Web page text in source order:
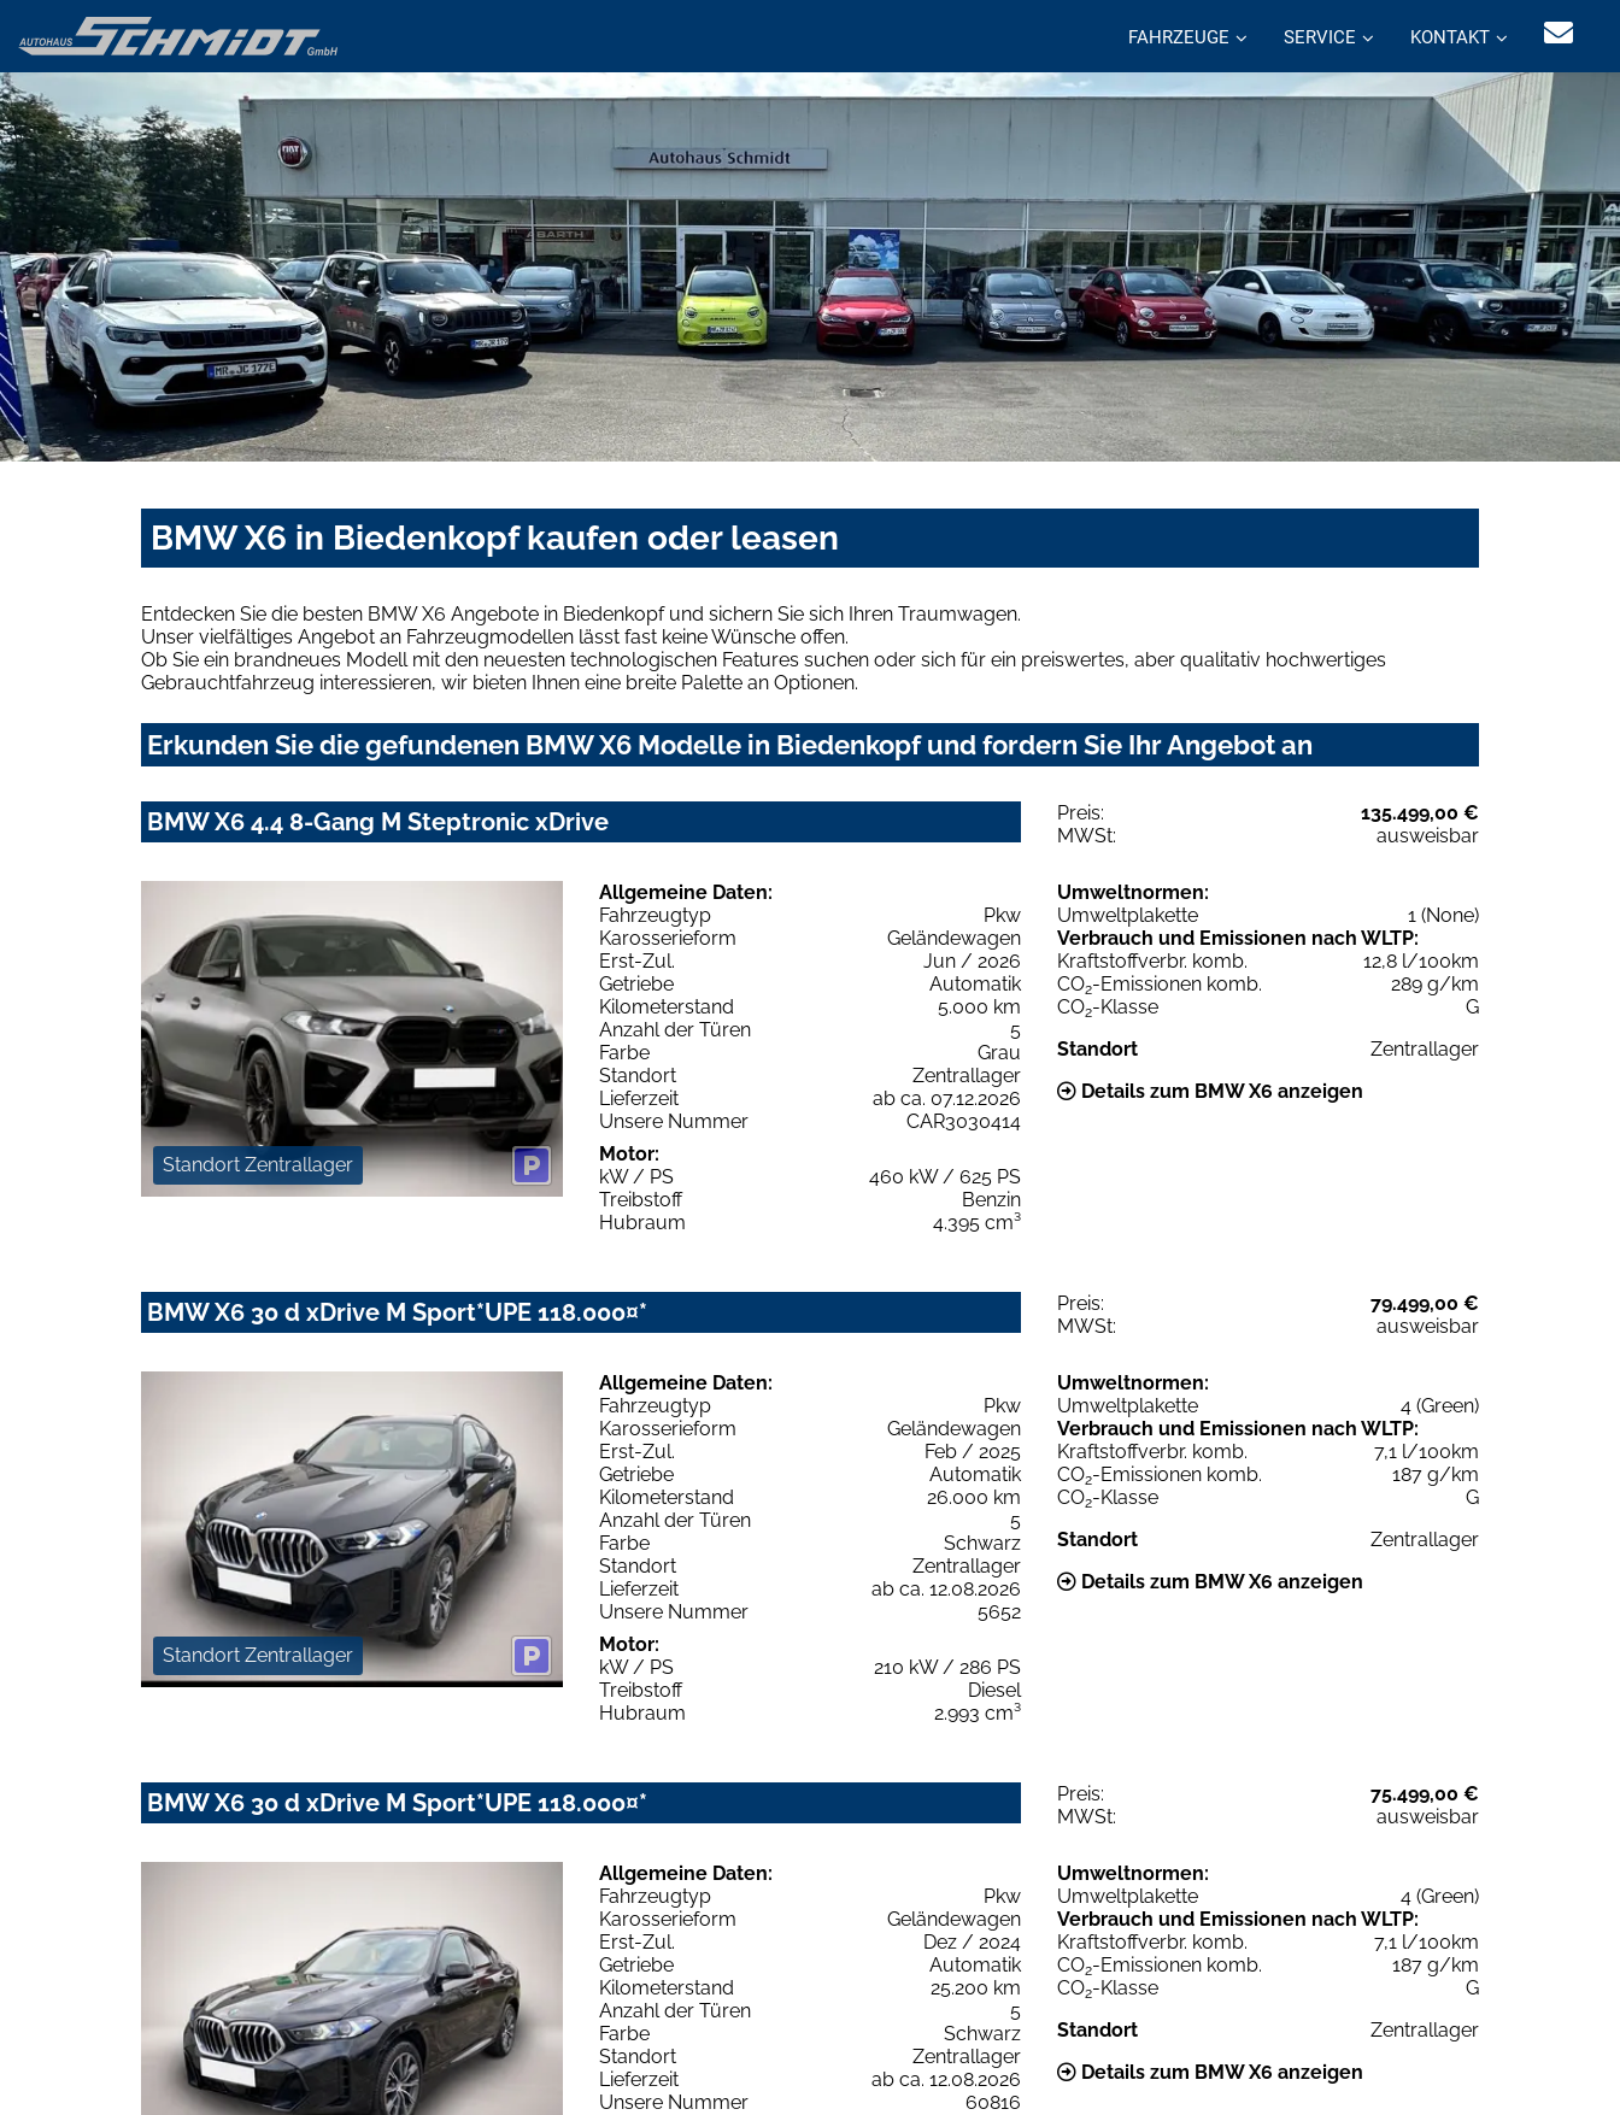
FAHRZEUGE SERVICE KONTAKT
BMW X6 in Biedenkopf kaufen oder leasen
Entdecken Sie die besten BMW X6 Angebote in Biedenkopf und sichern Sie sich Ihren Traumwagen.
Unser vielfältiges Angebot an Fahrzeugmodellen lässt fast keine Wünsche offen.
Ob Sie ein brandneues Modell mit den neuesten technologischen Features suchen oder sich für ein preiswertes, aber qualitativ hochwertiges
Gebrauchtfahrzeug interessieren, wir bieten Ihnen eine breite Palette an Optionen.
Erkunden Sie die gefundenen BMW X6 Modelle in Biedenkopf und fordern Sie Ihr Angebot an
BMW X6 4.4 8-Gang M Steptronic xDrive Preis:
135.499,00 €
MWSt:
ausweisbar
Standort Zentrallager
Allgemeine Daten:
Fahrzeugtyp
Pkw
Karosserieform
Geländewagen
Erst-Zul.
Jun / 2026
Getriebe
Automatik
Kilometerstand
5.000 km
Anzahl der Türen
5
Farbe
Grau
Standort
Zentrallager
Lieferzeit
ab ca. 07.12.2026
Unsere Nummer
CAR3030414
Motor:
kW / PS
460 kW / 625 PS
Treibstoff
Benzin
Hubraum
4.395 cm³
Umweltnormen:
Umweltplakette
1 (None)
Verbrauch und Emissionen nach WLTP:
Kraftstoffverbr. komb.
12,8 l/100km
CO2-Emissionen komb.
289 g/km
CO2-Klasse
G
Standort
Zentrallager
Details zum BMW X6 anzeigen
BMW X6 30 d xDrive M Sport*UPE 118.000¤* Preis:
79.499,00 €
MWSt:
ausweisbar
Standort Zentrallager
Allgemeine Daten:
Fahrzeugtyp
Pkw
Karosserieform
Geländewagen
Erst-Zul.
Feb / 2025
Getriebe
Automatik
Kilometerstand
26.000 km
Anzahl der Türen
5
Farbe
Schwarz
Standort
Zentrallager
Lieferzeit
ab ca. 12.08.2026
Unsere Nummer
5652
Motor:
kW / PS
210 kW / 286 PS
Treibstoff
Diesel
Hubraum
2.993 cm³
Umweltnormen:
Umweltplakette
4 (Green)
Verbrauch und Emissionen nach WLTP:
Kraftstoffverbr. komb.
7,1 l/100km
CO2-Emissionen komb.
187 g/km
CO2-Klasse
G
Standort
Zentrallager
Details zum BMW X6 anzeigen
BMW X6 30 d xDrive M Sport*UPE 118.000¤* Preis:
75.499,00 €
MWSt:
ausweisbar
Allgemeine Daten:
Fahrzeugtyp
Pkw
Karosserieform
Geländewagen
Erst-Zul.
Dez / 2024
Getriebe
Automatik
Kilometerstand
25.200 km
Anzahl der Türen
5
Farbe
Schwarz
Standort
Zentrallager
Lieferzeit
ab ca. 12.08.2026
Unsere Nummer
60816
Umweltnormen:
Umweltplakette
4 (Green)
Verbrauch und Emissionen nach WLTP:
Kraftstoffverbr. komb.
7,1 l/100km
CO2-Emissionen komb.
187 g/km
CO2-Klasse
G
Standort
Zentrallager
Details zum BMW X6 anzeigen